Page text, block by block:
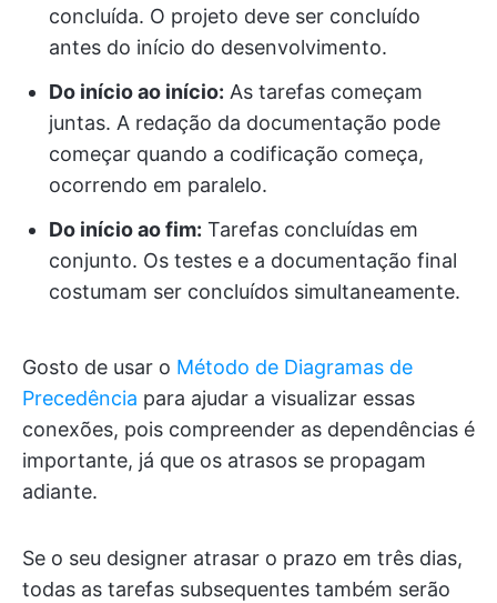
concluída. O projeto deve ser concluído
antes do início do desenvolvimento.
Do início ao início: As tarefas começam
juntas. A redação da documentação pode
começar quando a codificação começa,
ocorrendo em paralelo.
Do início ao fim: Tarefas concluídas em
conjunto. Os testes e a documentação final
costumam ser concluídos simultaneamente.
Gosto de usar o Método de Diagramas de
Precedência para ajudar a visualizar essas
conexões, pois compreender as dependências é
importante, já que os atrasos se propagam
adiante.
Se o seu designer atrasar o prazo em três dias,
todas as tarefas subsequentes também serão